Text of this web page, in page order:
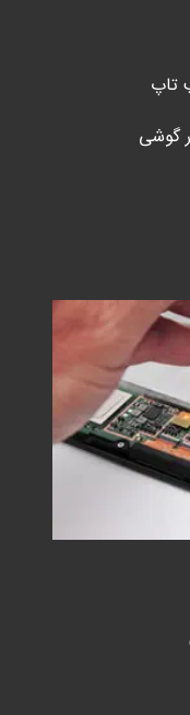
تاپ
گوشی